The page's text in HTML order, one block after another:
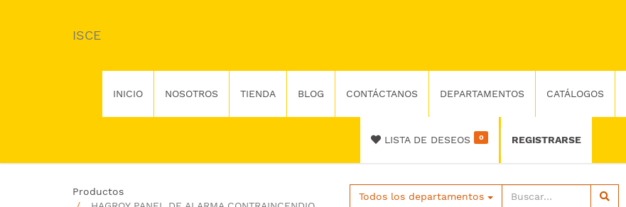
ISCE
INICIO NOSOTROS TIENDA BLOG CONTÁCTANOS DEPARTAMENTOS CATÁLOGOS
LISTA DE DESEOS 0 REGISTRARSE
Productos
Todos los departamentos